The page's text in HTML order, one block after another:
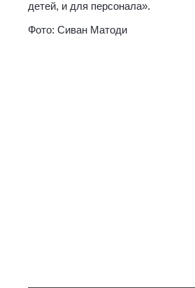
детей, и для персонала».
Фото: Сиван Матоди